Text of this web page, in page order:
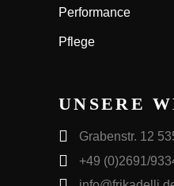
Performance
Pflege
UNSERE
Grabenstr. 12
+49 (0)2691/